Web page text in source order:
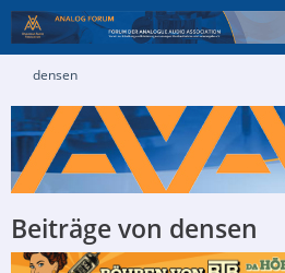
densen
Beiträge von densen